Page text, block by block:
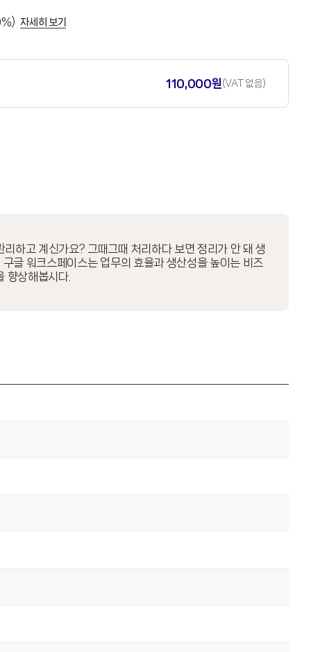
자세히 보기
110,000원 (VAT 없음)
하고 계신가요? 그때그때 처리하다 보면 정리가 안 돼 생
글 워크스페이스는 업무의 효율과 생산성을 높이는 비즈
향상해봅시다.